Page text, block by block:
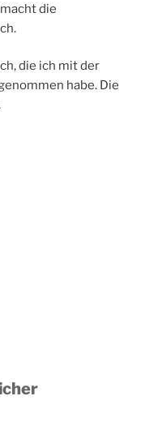
die
die ich mit der
habe. Die